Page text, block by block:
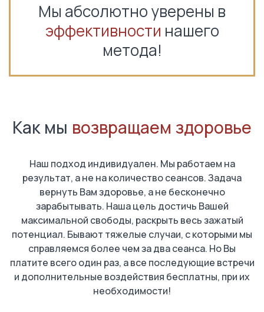
Мы абсолютно уверены в
эффективности нашего
метода!
Как мы возвращаем здоровье
Наш подход индивидуален. Мы работаем на
результат, а не на количество сеансов. Задача
вернуть Вам здоровье, а не бесконечно
зарабытывать. Наша цель достичь Вашей
максимальной свободы, раскрыть весь зажатый
потенциал. Бывают тяжелые случаи, с которыми мы
справляемся более чем за два сеанса. Но Вы
платите всего один раз, а все последующие встречи
и дополнительные воздействия бесплатны, при их
необходимости!